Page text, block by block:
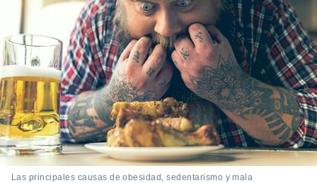
permite
seguir
contenido
coste.
botón
a la
la
ACEPTAR
Y
CONTINUAR
CONFIGURACIÓN
Las principales causas de obesidad, sedentarismo y mala